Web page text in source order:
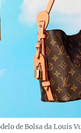
de Bolsa da Louis